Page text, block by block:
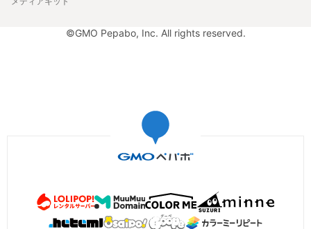
©GMO Pepabo, Inc. All rights reserved.